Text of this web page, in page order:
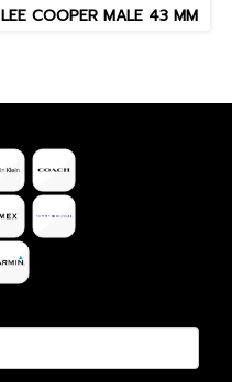
LEE COOPER MALE 43 MM